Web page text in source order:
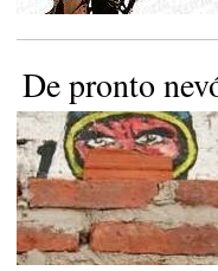
De pronto